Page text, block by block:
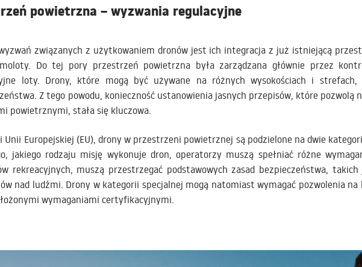
powietrzna – wyzwania regulacyjne
związanych z użytkowaniem dronów jest ich integracja z już istniejącą
Do tej pory przestrzeń powietrzna była zarządzana głównie przez
loty. Drony, które mogą być używane na różnych wysokościach i
Z tego powodu, konieczność ustanowienia jasnych przepisów, które pozwolą
powietrznymi, stała się kluczowa.
Unii Europejskiej (EU), drony w przestrzeni powietrznej są podzielone na dwie
jakiego rodzaju misję wykonuje dron, operatorzy muszą spełniać różne
rekreacyjnych, muszą przestrzegać podstawowych zasad bezpieczeństwa,
nad ludźmi. Drony w kategorii specjalnej mogą natomiast wymagać pozwolenia
wymaganiami certyfikacyjnymi.